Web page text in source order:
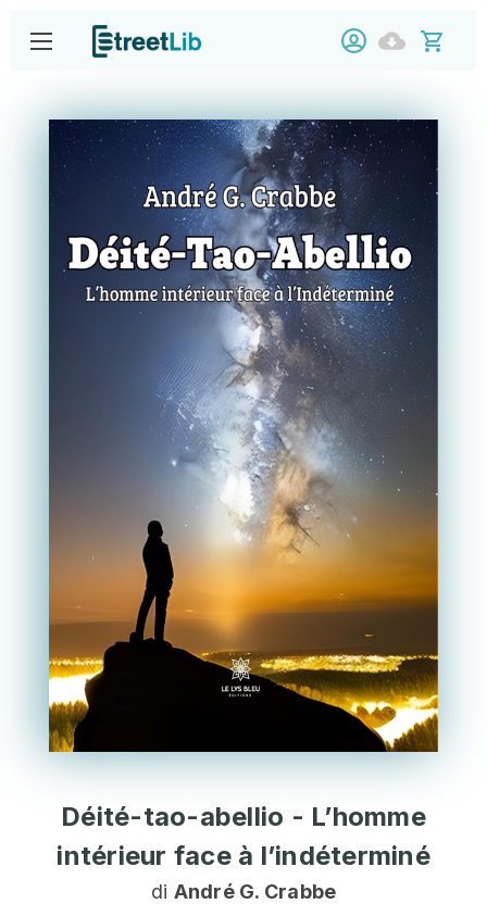
Déité-tao-abellio - L’homme
intérieur face à l’indéterminé
di André G. Crabbe